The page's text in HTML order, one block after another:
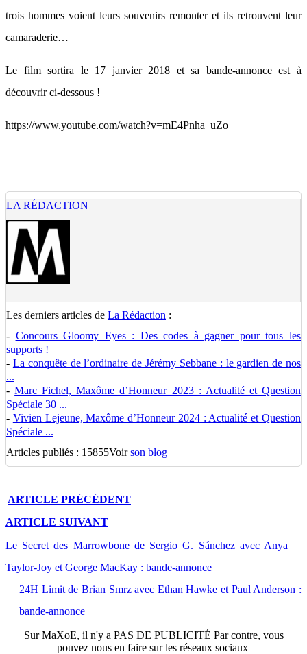
trois hommes voient leurs souvenirs remonter et ils retrouvent leur
camaraderie…
Le film sortira le 17 janvier 2018 et sa bande-annonce est à
découvrir ci-dessous !
https://www.youtube.com/watch?v=mE4Pnha_uZo
LA RÉDACTION
Les derniers articles de La Rédaction :
- Concours Gloomy Eyes : Des codes à gagner pour tous les
supports !
- La conquête de l’ordinaire de Jérémy Sebbane : le gardien de nos
...
-Marc Fichel, Maxôme d’Honneur 2023 : Actualité et Question
Spéciale 30 ...
- Vivien Lejeune, Maxôme d’Honneur 2024 : Actualité et Question
Spéciale ...
Articles publiés : 15855Voirson blog
ARTICLE PRÉCÉDENT
ARTICLE SUIVANT
Le Secret des Marrowbone de Sergio G. Sánchez avec Anya
Taylor-Joy et George MacKay : bande-annonce
24H Limit de Brian Smrz avec Ethan Hawke et Paul Anderson :
bande-annonce
SurMaXoE, il n'y a PAS DE PUBLICITÉ Par contre, vous
pouvez nous en faire sur les réseaux sociaux